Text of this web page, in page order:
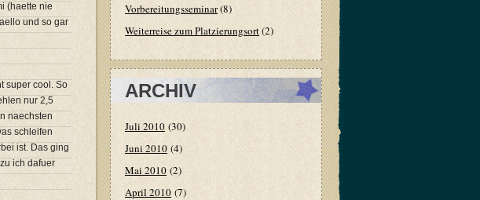
(haette nie
und so gar
super cool. So
nur 2,5
naechsten
schleifen
ist. Das ging
ich dafuer
Vorbereitungsseminar(8)
Weiterreise zum Platzierungsort(2)
ARCHIV
Juli 2010 (30)
Juni 2010 (4)
Mai 2010 (2)
April 2010 (7)